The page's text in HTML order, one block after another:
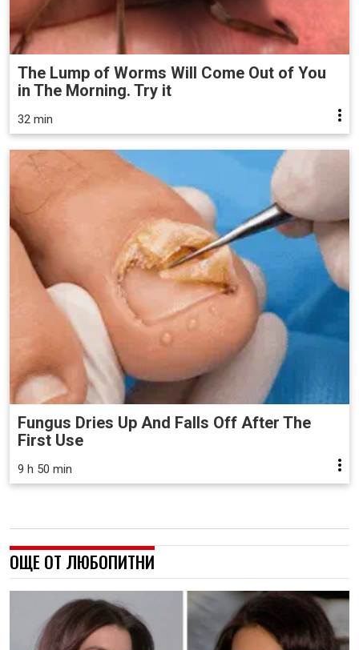
The Lump of Worms Will Come Out of You
in The Morning. Try it
32 min
Fungus Dries Up And Falls Off After The
First Use
9 h 50 min
ОЩЕ ОТ ЛЮБОПИТНИ